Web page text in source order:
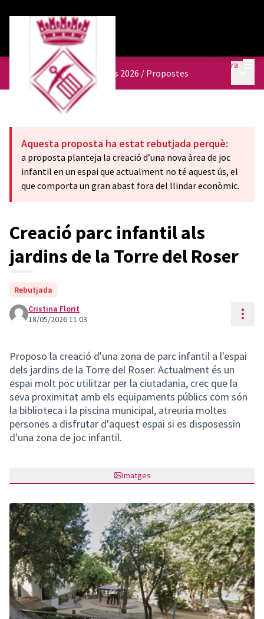
Entra
Pressupostos participatius 2026 / Propostes
Aquesta proposta ha estat rebutjada perquè:
a proposta planteja la creació d’una nova àrea de joc
infantil en un espai que actualment no té aquest ús, el
que comporta un gran abast fora del llindar econòmic.
Creació parc infantil als
jardins de la Torre del Roser
Rebutjada
Cristina Florit
18/05/2026 11:03
Proposo la creació d'una zona de parc infantil a l'espai
dels jardins de la Torre del Roser. Actualment és un
espai molt poc utilitzar per la ciutadania, crec que la
seva proximitat amb els equipaments públics com són
la biblioteca i la piscina municipal, atreuria moltes
persones a disfrutar d'aquest espai si es disposessin
d'una zona de joc infantil.
Imatges